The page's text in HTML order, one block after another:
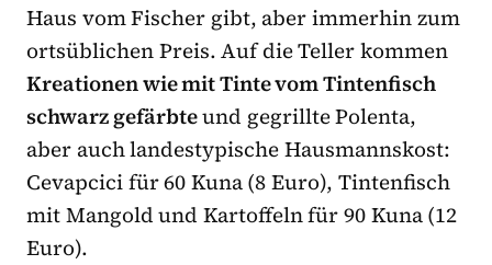
Haus vom Fischer gibt, aber immerhin zum
ortsüblichen Preis. Auf die Teller kommen
Kreationen wie mit Tinte vom Tintenfisch
schwarz gefärbteund gegrillte Polenta,
aber auch landestypische Hausmannskost:
Cevapcici für 60 Kuna (8 Euro), Tintenfisch
mit Mangold und Kartoffeln für 90 Kuna (12
Euro).